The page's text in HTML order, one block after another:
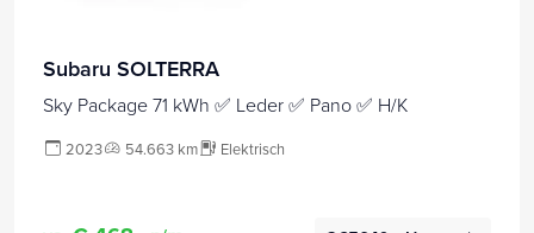
Subaru SOLTERRA
Sky Package 71 kWh ✅ Leder ✅ Pano ✅ H/K
2023 54.663 km Elektrisch